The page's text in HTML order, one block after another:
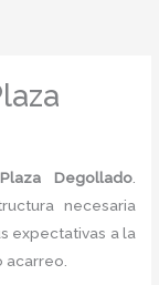
Degollado.
necesaria
expectativas a la